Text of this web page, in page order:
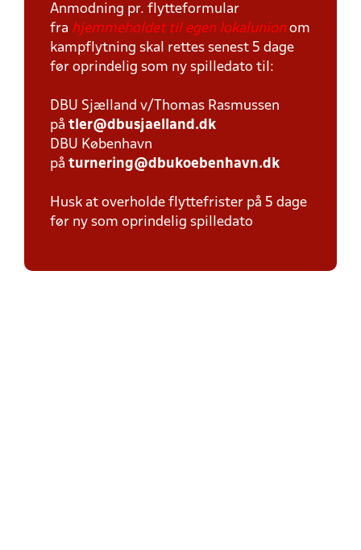
Anmodning pr. flytteformular
fra hjemmeholdet til egen lokalunionom
kampflytning skal rettes senest 5 dage
før oprindelig som ny spilledato til:
DBU Sjælland v/Thomas Rasmussen
på tler@dbusjaelland.dk
DBU København
på turnering@dbukoebenhavn.dk
Husk at overholde flyttefrister på 5 dage
før ny som oprindelig spilledato